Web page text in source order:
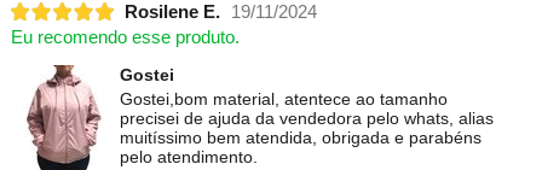
Rosilene E.
19/11/2024
Eu recomendo esse produto.
Gostei
Gostei,bom material, atentece ao tamanho
precisei de ajuda da vendedora pelo whats, alias
muitíssimo bem atendida, obrigada e parabéns
pelo atendimento.